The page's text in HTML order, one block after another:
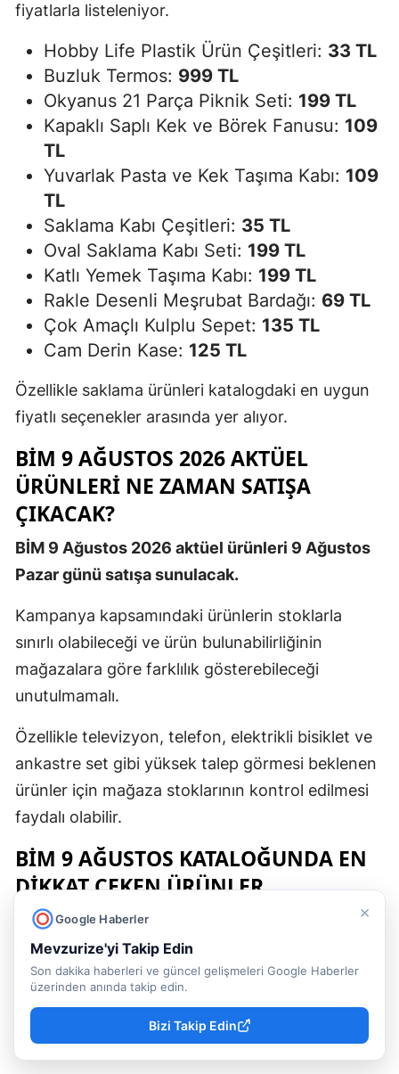
×
Google Haberler
Mevzurize'yi Takip Edin
Son dakika haberleri ve güncel gelişmeleri Google Haberler
üzerinden anında takip edin.
Bizi Takip Edin
fiyatlarla listeleniyor.
Hobby Life Plastik Ürün Çeşitleri: 33 TL
Buzluk Termos: 999 TL
Okyanus 21 Parça Piknik Seti: 199 TL
Kapaklı Saplı Kek ve Börek Fanusu: 109
TL
Yuvarlak Pasta ve Kek Taşıma Kabı: 109
TL
Saklama Kabı Çeşitleri: 35 TL
Oval Saklama Kabı Seti: 199 TL
Katlı Yemek Taşıma Kabı: 199 TL
Rakle Desenli Meşrubat Bardağı: 69 TL
Çok Amaçlı Kulplu Sepet: 135 TL
Cam Derin Kase: 125 TL
Özellikle saklama ürünleri katalogdaki en uygun
fiyatlı seçenekler arasında yer alıyor.
BİM 9 AĞUSTOS 2026 AKTÜEL
ÜRÜNLERI NE ZAMAN SATIŞA
ÇIKACAK?
BİM 9 Ağustos 2026 aktüel ürünleri 9 Ağustos
Pazar günü satışa sunulacak.
Kampanya kapsamındaki ürünlerin stoklarla
sınırlı olabileceği ve ürün bulunabilirliğinin
mağazalara göre farklılık gösterebileceği
unutulmamalı.
Özellikle televizyon, telefon, elektrikli bisiklet ve
ankastre set gibi yüksek talep görmesi beklenen
ürünler için mağaza stoklarının kontrol edilmesi
faydalı olabilir.
BİM 9 AĞUSTOS KATALOĞUNDA EN
DIKKAT ÇEKEN ÜRÜNLER
Bu haftanın kataloğunda özellikle teknoloji
ürünleri dikkat çekiyor.
LG 55 İnç NanoCell Smart TV 30.990 TL
43 İnç QLED Android TV ise
14.900 TL
satışa sunulacak.